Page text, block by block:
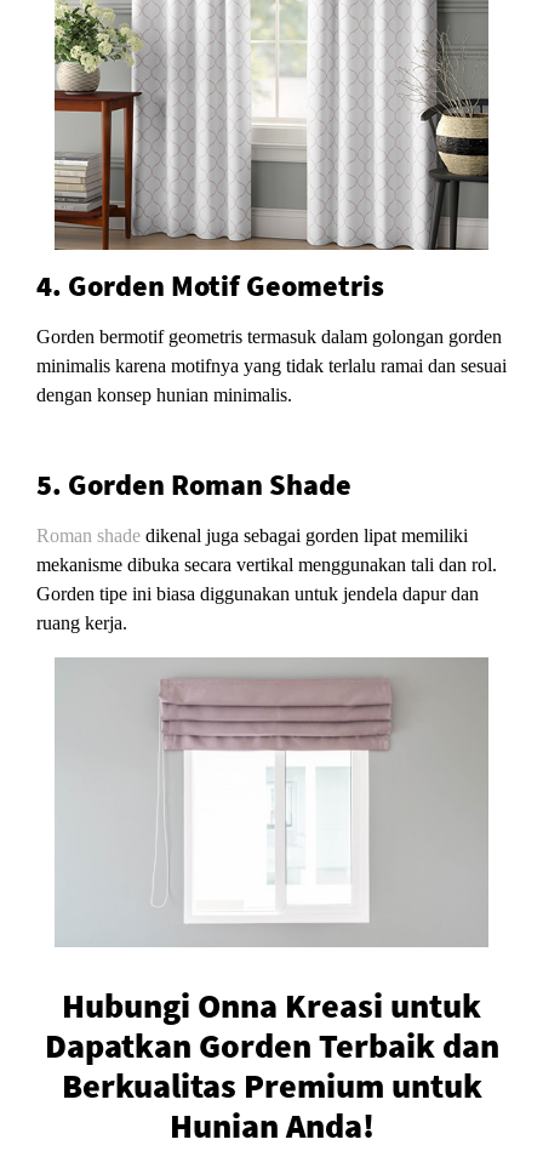
4. Gorden Motif Geometris
Gorden bermotif geometris termasuk dalam golongan gorden
minimalis karena motifnya yang tidak terlalu ramai dan sesuai
dengan konsep hunian minimalis.
5. Gorden Roman Shade
Roman shade dikenal juga sebagai gorden lipat memiliki
mekanisme dibuka secara vertikal menggunakan tali dan rol.
Gorden tipe ini biasa diggunakan untuk jendela dapur dan
ruang kerja.
Hubungi Onna Kreasi untuk
Dapatkan Gorden Terbaik dan
Berkualitas Premium untuk
Hunian Anda!